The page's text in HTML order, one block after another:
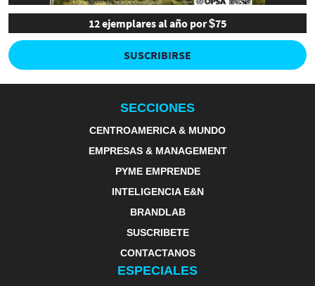
12 ejemplares al año por $75
SUSCRIBIRSE
SECCIONES
CENTROAMERICA & MUNDO
EMPRESAS & MANAGEMENT
PYME EMPRENDE
INTELIGENCIA E&N
BRANDLAB
SUSCRIBETE
CONTACTANOS
ESPECIALES